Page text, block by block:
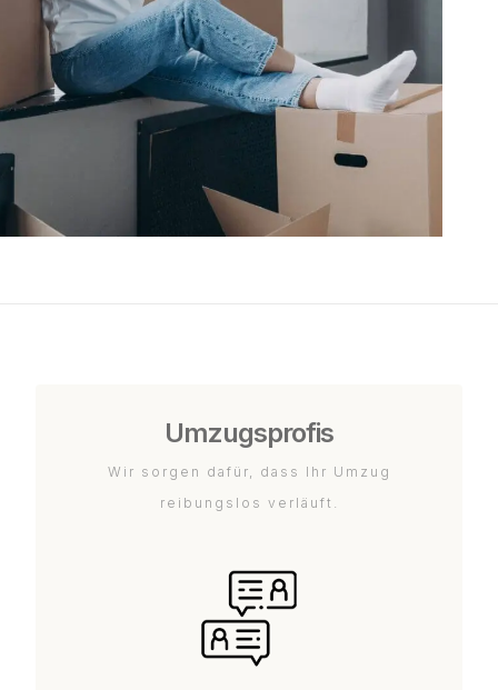
Umzugsprofis
Wir sorgen dafür, dass Ihr Umzug
reibungslos verläuft.